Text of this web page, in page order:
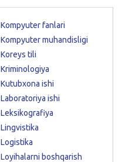
Kompyuter fanlari
Kompyuter muhandisligi
Koreys tili
Kriminologiya
Kutubxona ishi
Laboratoriya ishi
Leksikografiya
Lingvistika
Logistika
Loyihalarni boshqarish